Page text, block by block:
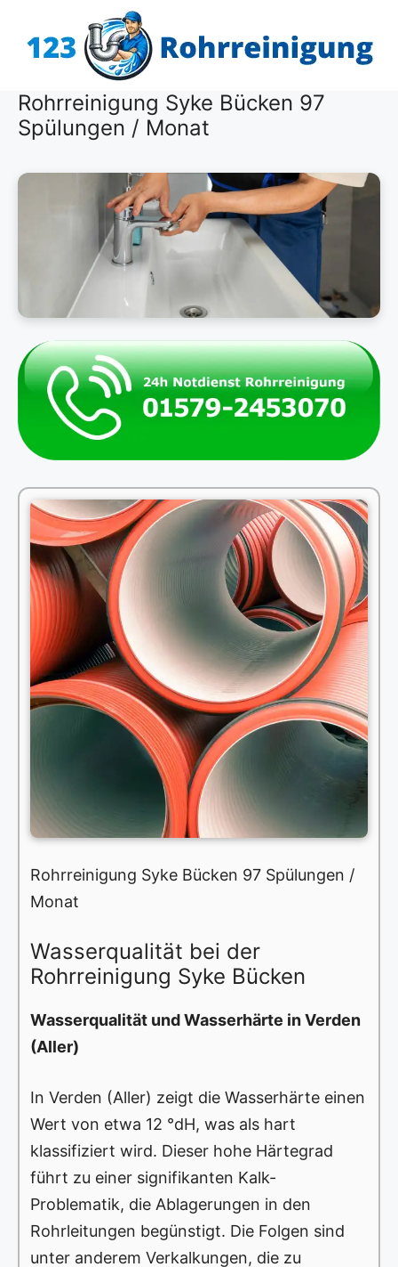
Inhalt
Rohrreinigung Syke Bücken 97
Spülungen / Monat
Rohrreinigung Syke Bücken 97 Spülungen /
Monat
Wasserqualität bei der
Rohrreinigung Syke Bücken
Wasserqualität und Wasserhärte in Verden
(Aller)
In Verden (Aller) zeigt die Wasserhärte einen
Wert von etwa 12 °dH, was als hart
klassifiziert wird. Dieser hohe Härtegrad
führt zu einer signifikanten Kalk-
Problematik, die Ablagerungen in den
Rohrleitungen begünstigt. Die Folgen sind
unter anderem Verkalkungen, die zu